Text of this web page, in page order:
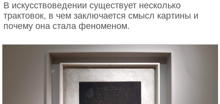
В искусствоведении существует несколько
трактовок, в чем заключается смысл картины и
почему она стала феноменом.